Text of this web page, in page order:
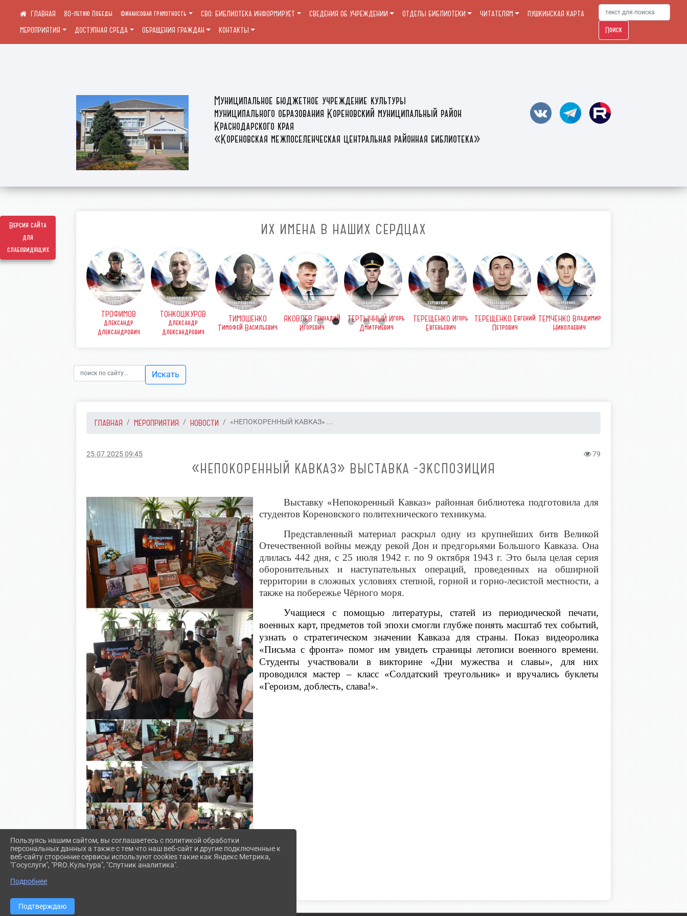
Версия сайта
для
слабовидящих
Муниципальное бюджетное учреждение культуры
муниципального образования Кореновский муниципальный район
Краснодарского края
«Кореновская межпоселенческая центральная районная библиотека»
80-летию Победы Финансовая грамотность СВО: БИБЛИОТЕКА ИНФОРМИРУЕТ СВЕДЕНИЯ ОБ УЧРЕЖДЕНИИ ОТДЕЛЫ БИБЛИОТЕКИ ЧИТАТЕЛЯМ
ПУШКИНСКАЯ КАРТА
МЕРОПРИЯТИЯ
ДОСТУПНАЯ СРЕДА ОБРАЩЕНИЯ ГРАЖДАН КОНТАКТЫ Поиск
ИХ ИМЕНА В НАШИХ СЕРДЦАХ
ТРОФИМОВ
Александр
Александрович
ТОНКОШКУРОВ
Александр
Александрович
ТИМОШЕНКО
Тимофей Васильевич
ЯКОВЛЕВ Геннадий
Игоревич
ТЕРТЫЧНЫЙ Игорь
Дмитриевич
ТЕРЕЩЕНКО Игорь
Евгеньевич
ТЕРЕЩЕНКО Евгений
Петрович
ТЕМЧЕНКО Владимир
Николаевич
Искать
ГЛАВНАЯ МЕРОПРИЯТИЯ НОВОСТИ «НЕПОКОРЕННЫЙ КАВКАЗ» ...
25.07.2025 09:45 79
«НЕПОКОРЕННЫЙ КАВКАЗ» ВЫСТАВКА -ЭКСПОЗИЦИЯ
Выставку «Непокоренный Кавказ» районная библиотека подготовила для
студентов Кореновского политехнического техникума.
Представленный материал раскрыл одну из крупнейших битв Великой
Отечественной войны между рекой Дон и предгорьями Большого Кавказа. Она
длилась 442 дня, с 25 июля 1942 г. по 9 октября 1943 г. Это была целая серия
оборонительных и наступательных операций, проведенных на обширной
территории в сложных условиях степной, горной и горно-лесистой местности, а
также на побережье Чёрного моря.
Учащиеся с помощью литературы, статей из периодической печати,
военных карт, предметов той эпохи смогли глубже понять масштаб тех событий,
узнать о стратегическом значении Кавказа для страны. Показ видеоролика
«Письма с фронта» помог им увидеть страницы летописи военного времени.
Студенты участвовали в викторине «Дни мужества и славы», для них
проводилсямастер – класс «Солдатский треугольник» и вручались буклеты
«Героизм, доблесть, слава!».
Пользуясь нашим сайтом, вы соглашаетесь с политикой обработки
персональных данных а также с тем что наш веб-сайт и другие подключенные к
веб-сайту сторонние сервисы используют cookies такие как Яндекс Метрика,
"Госуслуги", "PRO.Культура", "Спутник аналитика".
Подробнее
Подтверждаю